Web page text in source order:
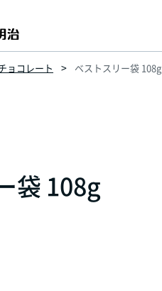
ョコレート ベストスリー袋 108g
袋 108g